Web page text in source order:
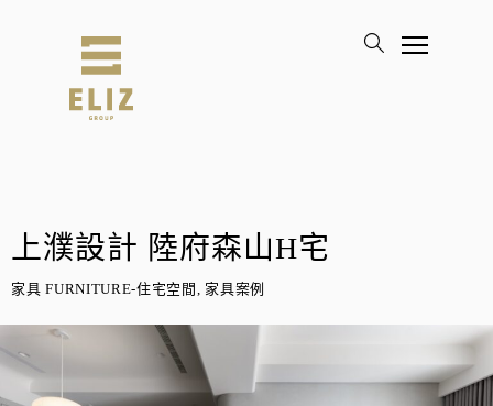
上濮設計 陸府森山H宅
家具 FURNITURE-住宅空間, 家具案例